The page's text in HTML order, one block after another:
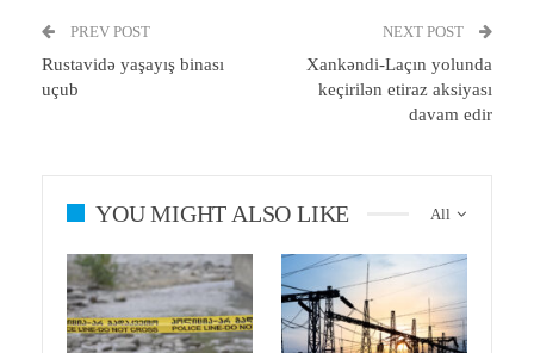
PREV POST
Rustavidə yaşayış binası
uçub
NEXT POST
Xankəndi-Laçın yolunda
keçirilən etiraz aksiyası
davam edir
All
YOU MIGHT ALSO LIKE